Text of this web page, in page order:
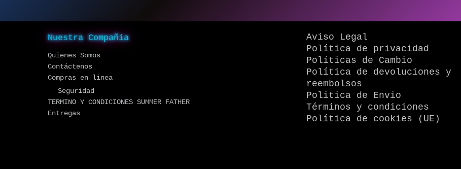
Nuestra Compañia
Quienes Somos
Contáctenos
Compras en linea
Seguridad
TERMINO Y CONDICIONES SUMMER FATHER
Entregas
Aviso Legal
Política de privacidad
Políticas de Cambio
Política de devoluciones y
reembolsos
Politica de Envio
Términos y condiciones
Política de cookies (UE)